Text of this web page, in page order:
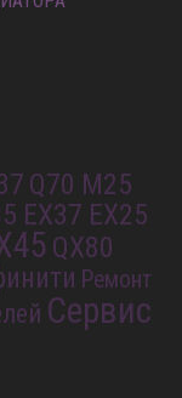
Q70 M25
EX37 EX25
QX80
Ремонт
Сервис